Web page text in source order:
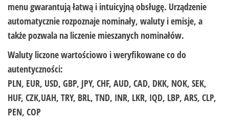
menu gwarantują łatwą i intuicyjną obsługę. Urządzenie
automatycznie rozpoznaje nominały, waluty i emisje, a
także pozwala na liczenie mieszanych nominałów.
Waluty liczone wartościowo i weryfikowane co do
autentyczności:
PLN, EUR, USD, GBP, JPY, CHF, AUD, CAD, DKK, NOK, SEK,
HUF, CZK,UAH, TRY, BRL, TND, INR, LKR, IQD, LBP, ARS, CLP,
PEN, COP